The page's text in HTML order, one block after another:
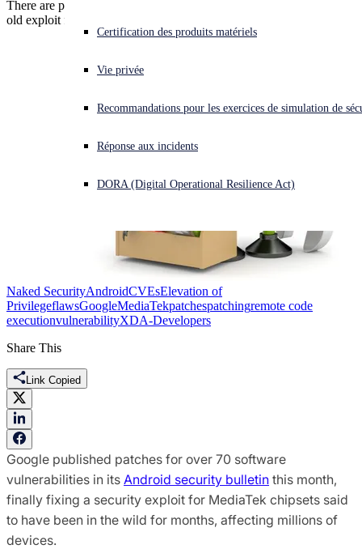
Vous subissez une cyberattaque ? Obtenez une aide immédiate.
Open language switcher
Certification des produits matériels
Vie privée
Recommandations pour les exercices de simulation de
Réponse aux incidents
DORA (Digital Operational Resilience Act)
There are patches for over 70 bugs, and they finally fixed a months-
old exploit for MediaTek chipsets, said to affect millions of devices.
Naked SecurityAndroidCVEsElevation of
PrivilegeflawsGoogleMediaTekpatchespatchingremote code
executionvulnerabilityXDA-Developers
Share This
Link Copied
Google published patches for over 70 software
vulnerabilities in its Android security bulletin this month,
finally fixing a security exploit for MediaTek chipsets said
to have been in the wild for months, affecting millions of
devices.